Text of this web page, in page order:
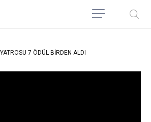
7 ÖDÜL BİRDEN ALDI